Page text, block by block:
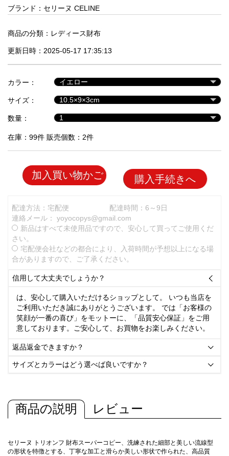
気
商
セ
ル
品
ブランド： セリーヌ CELINE
商品の分類： レディース財布
更新日時：2025-05-17 17:35:13
カラー：
サイズ：
数量：
在庫：99件 販売個数：2件
加入買い物かご 購入手続きへ
配達方法：宅配便
配達時間：6～9日
連絡メール： yoyocopys@gmail.com
新品はすべて未使用品ですので、安心して買ってご使用くだ
さい。
宅配便会社などの都合により、入荷時間が予想以上になる場
合がありますので、ご了承ください。
信用して大丈夫でしょうか？ 
は、安心して購入いただけるショップとして。 いつも当店を
ご利用いただき誠にありがとうございます。 では「お客様の
笑顔が一番の喜び」をモットーに、「品質安心保証」をご用
意しております。ご安心して、お買物をお楽しみください。
返品返金できますか？ 
サイズとカラーはどう選べば良いですか？ 
商品の説明 レビュー
セリーヌ トリオンフ 財布スーパーコピー、洗練された細部と美しい流線型
の形状を特徴とする、丁寧な加工と滑らか美しい形状で作られた、高品質